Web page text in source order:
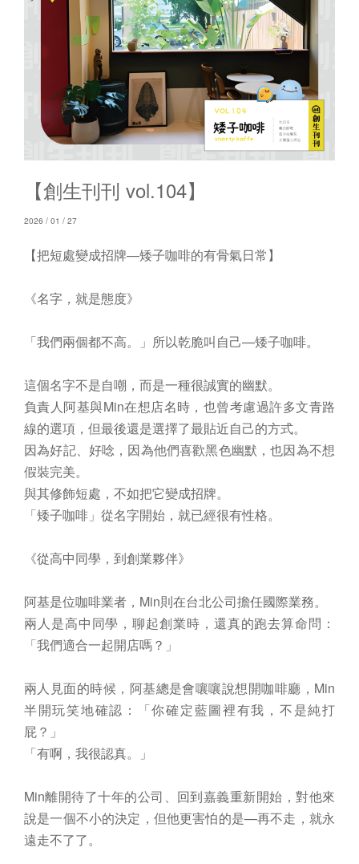
【創生刊刊 vol.104】
2026 / 01 / 27
【把短處變成招牌—矮子咖啡的有骨氣日常】
《名字，就是態度》
「我們兩個都不高。」所以乾脆叫自己—矮子咖啡。
這個名字不是自嘲，而是一種很誠實的幽默。
負責人阿基與Min在想店名時，也曾考慮過許多文青路
線的選項，但最後還是選擇了最貼近自己的方式。
因為好記、好唸，因為他們喜歡黑色幽默，也因為不想
假裝完美。
與其修飾短處，不如把它變成招牌。
「矮子咖啡」從名字開始，就已經很有性格。
《從高中同學，到創業夥伴》
阿基是位咖啡業者，Min則在台北公司擔任國際業務。
兩人是高中同學，聊起創業時，還真的跑去算命問：
「我們適合一起開店嗎？」
兩人見面的時候，阿基總是會嚷嚷說想開咖啡廳，Min
半開玩笑地確認：「你確定藍圖裡有我，不是純打
屁？」
「有啊，我很認真。」
Min離開待了十年的公司、回到嘉義重新開始，對他來
說是一個不小的決定，但他更害怕的是—再不走，就永
遠走不了了。